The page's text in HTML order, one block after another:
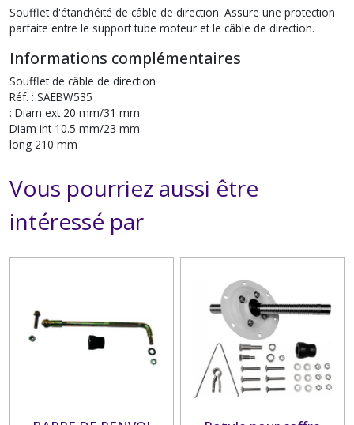
Soufflet d'étanchéité de câble de direction. Assure une protection
parfaite entre le support tube moteur et le câble de direction.
Informations complémentaires
Soufflet de câble de direction
Réf. : SAEBW535
: Diam ext 20 mm/31 mm
Diam int 10.5 mm/23 mm
long 210 mm
Vous pourriez aussi être
intéressé par